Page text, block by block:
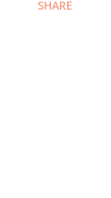
SHARE